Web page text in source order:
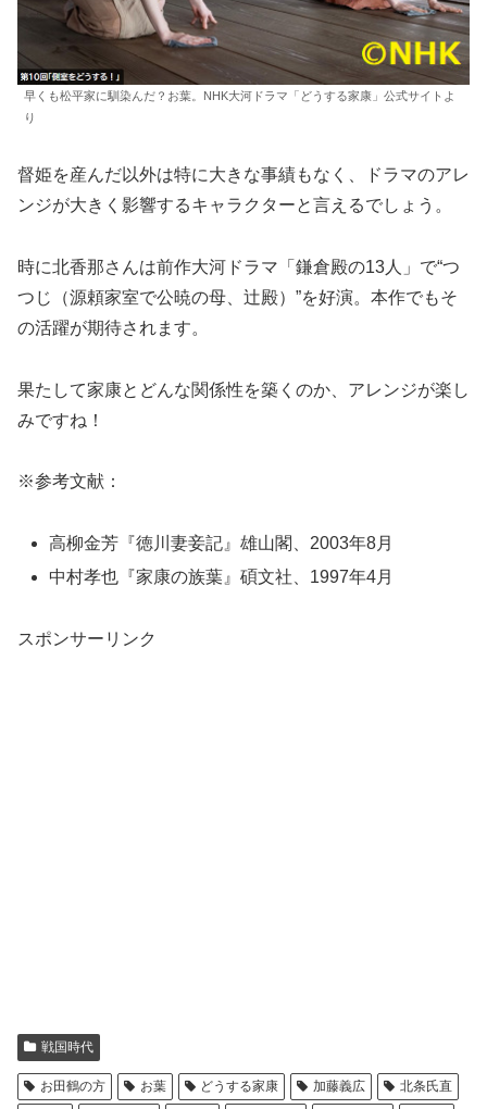
早くも松平家に馴染んだ？お葉。NHK大河ドラマ「どうする家康」公式サイトよ
り
督姫を産んだ以外は特に大きな事績もなく、ドラマのアレ
ンジが大きく影響するキャラクターと言えるでしょう。
時に北香那さんは前作大河ドラマ「鎌倉殿の13人」で“つ
つじ（源頼家室で公暁の母、辻殿）”を好演。本作でもそ
の活躍が期待されます。
果たして家康とどんな関係性を築くのか、アレンジが楽し
みですね！
※参考文献：
高柳金芳『徳川妻妾記』雄山閣、2003年8月
中村孝也『家康の族葉』碩文社、1997年4月
スポンサーリンク
戦国時代
お田鶴の方 お葉 どうする家康 加藤義広
北条氏直